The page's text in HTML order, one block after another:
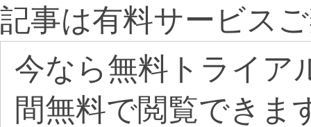
記事は有料サービス
今なら無料トライア
間無料で閲覧できま